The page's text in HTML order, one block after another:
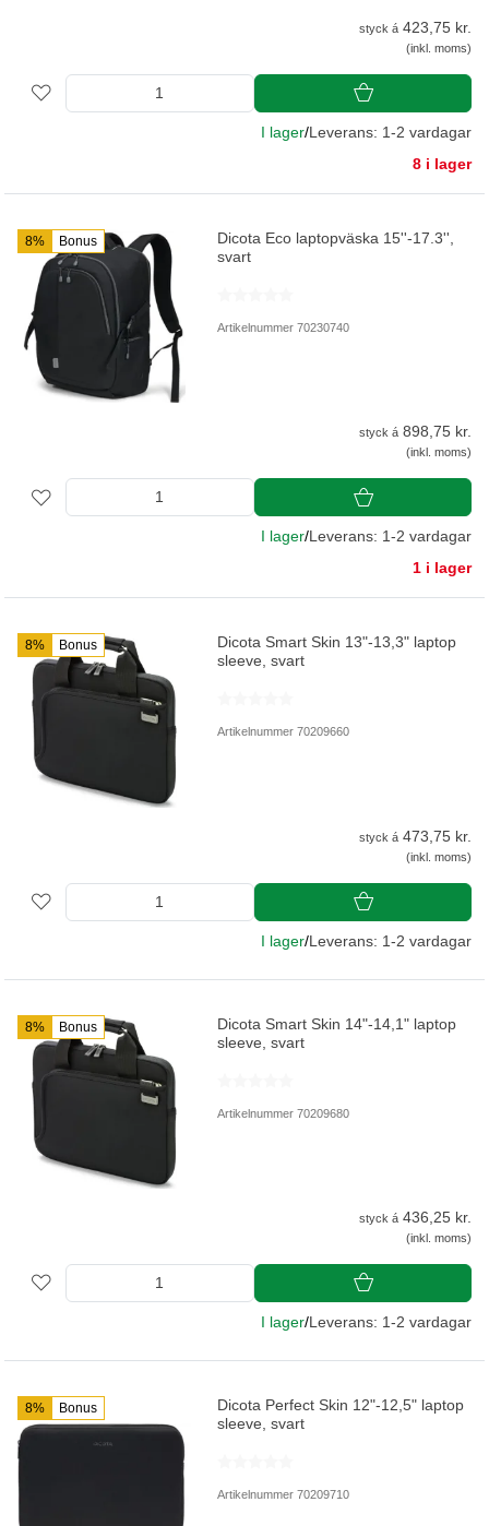
styck á 423,75 kr.
(inkl. moms)
I lager/Leverans: 1-2 vardagar
8 i lager
8% Bonus
Dicota Eco laptopväska 15''-17.3'',
svart
Artikelnummer 70230740
styck á 898,75 kr.
(inkl. moms)
I lager/Leverans: 1-2 vardagar
1 i lager
8% Bonus
Dicota Smart Skin 13"-13,3" laptop
sleeve, svart
Artikelnummer 70209660
styck á 473,75 kr.
(inkl. moms)
I lager/Leverans: 1-2 vardagar
8% Bonus
Dicota Smart Skin 14"-14,1" laptop
sleeve, svart
Artikelnummer 70209680
styck á 436,25 kr.
(inkl. moms)
I lager/Leverans: 1-2 vardagar
8% Bonus
Dicota Perfect Skin 12"-12,5" laptop
sleeve, svart
Artikelnummer 70209710